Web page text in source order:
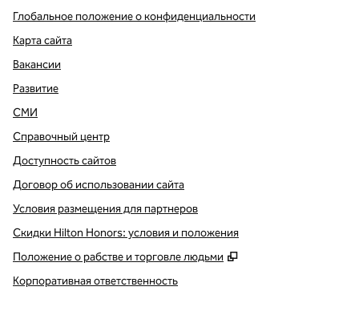
Глобальное положение о конфиденциальности
Карта сайта
Вакансии
Развитие
СМИ
Справочный центр
Доступность сайтов
Договор об использовании сайта
Условия размещения для партнеров
Скидки Hilton Honors: условия и положения
Положение о рабстве и торговле людьми
,
Корпоративная ответственность